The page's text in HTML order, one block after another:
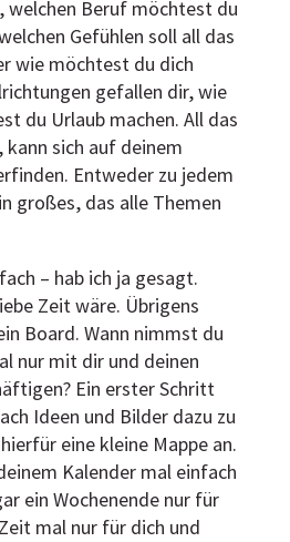
welchen Beruf möchtest du
Gefühlen soll all das
wie möchtest du dich
gefallen dir, wie
du Urlaub machen. All das
kann sich auf deinem
Entweder zu jedem
großes, das alle Themen
– hab ich ja gesagt.
Zeit wäre. Übrigens
Board. Wann nimmst du
nur mit dir und deinen
Ein erster Schritt
Ideen und Bilder dazu zu
eine kleine Mappe an.
Kalender mal einfach
ein Wochenende nur für
mal nur für dich und